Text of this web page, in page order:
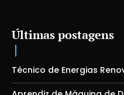
Últimas postagens
Técnico de Energias